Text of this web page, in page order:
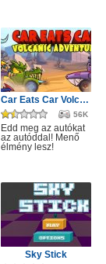
Car Eats Car Volcanic Adventure
56K
Edd meg az autókat
az autóddal! Menő
élmény lesz!
Sky Stick